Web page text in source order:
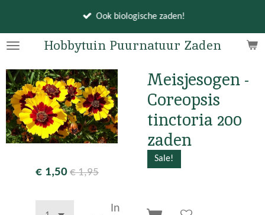
naar
hoofdinhoud
Hobbytuin Puurnatuur Zaden
Ook biologische zaden!
Meisjesogen -
Coreopsis
tinctoria 200
zaden
Sale!
€ 1,50 € 1,95
In